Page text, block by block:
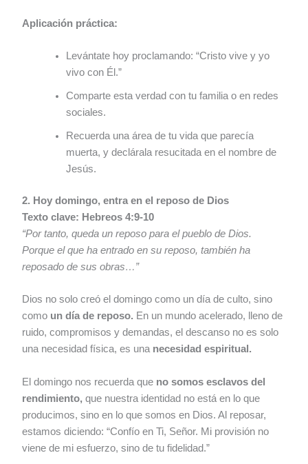
Aplicación práctica:
Levántate hoy proclamando: “Cristo vive y yo
vivo con Él.”
Comparte esta verdad con tu familia o en redes
sociales.
Recuerda una área de tu vida que parecía
muerta, y declárala resucitada en el nombre de
Jesús.
2. Hoy domingo, entra en el reposo de Dios
Texto clave: Hebreos 4:9-10
“Por tanto, queda un reposo para el pueblo de Dios.
Porque el que ha entrado en su reposo, también ha
reposado de sus obras…”
Dios no solo creó el domingo como un día de culto, sino
como un día de reposo. En un mundo acelerado, lleno de
ruido, compromisos y demandas, el descanso no es solo
una necesidad física, es una necesidad espiritual.
El domingo nos recuerda que no somos esclavos del
rendimiento, que nuestra identidad no está en lo que
producimos, sino en lo que somos en Dios. Al reposar,
estamos diciendo: “Confío en Ti, Señor. Mi provisión no
viene de mi esfuerzo, sino de tu fidelidad.”